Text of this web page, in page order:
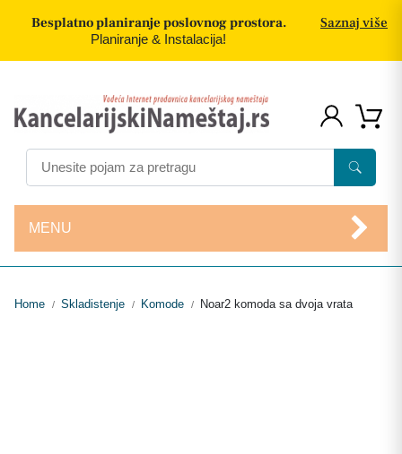
Besplatno planiranje poslovnog prostora.
Planiranje & Instalacija!
Saznaj više
MENU
Home / Skladistenje / Komode / Noar2 komoda sa dvoja vrata